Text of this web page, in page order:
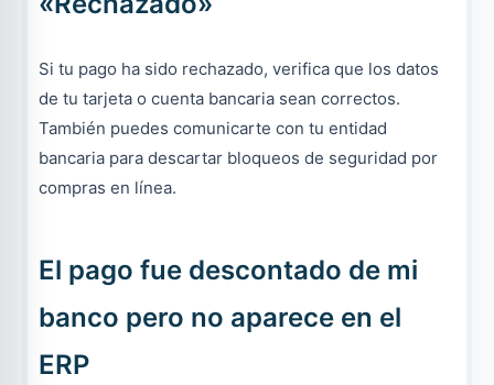
Si tu pago ha sido rechazado, verifica que los datos
de tu tarjeta o cuenta bancaria sean correctos.
También puedes comunicarte con tu entidad
bancaria para descartar bloqueos de seguridad por
compras en línea.
El pago fue descontado de mi
banco pero no aparece en el
ERP